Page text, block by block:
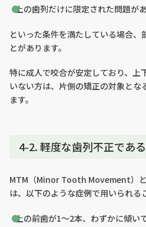
上の歯列だけに限定された問題が
といった条件を満たしている場合、
とがあります。
特に成人で咬合が安定しており、上
いない方は、片側の矯正の対象とな
ます。
4-2. 軽度な歯列不正であ
MTM（Minor Tooth Movement）と
は、以下のような症例で用いられる
上の前歯が1～2本、わずかに傾い